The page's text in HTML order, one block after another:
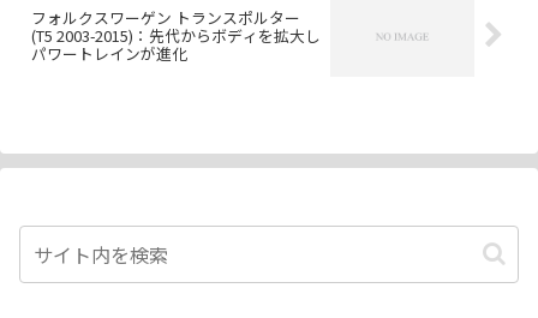
フォルクスワーゲン トランスポルター
(T5 2003-2015)：先代からボディを拡大し
パワートレインが進化